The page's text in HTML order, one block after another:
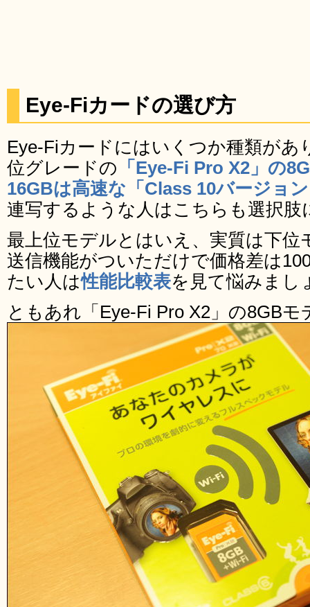
Eye-Fiカードの選び方
Eye-Fiカードにはいくつか種類があ
位グレードの 「Eye-Fi Pro X2」の
16GBは高速な「Class 10バージョ
連写するような人はこちらも選択肢
最上位モデルとはいえ、実質は下位
送信機能がついただけで価格差は
たい人は性能比較表を見て悩みまし
ともあれ「Eye-Fi Pro X2」の8GBモ